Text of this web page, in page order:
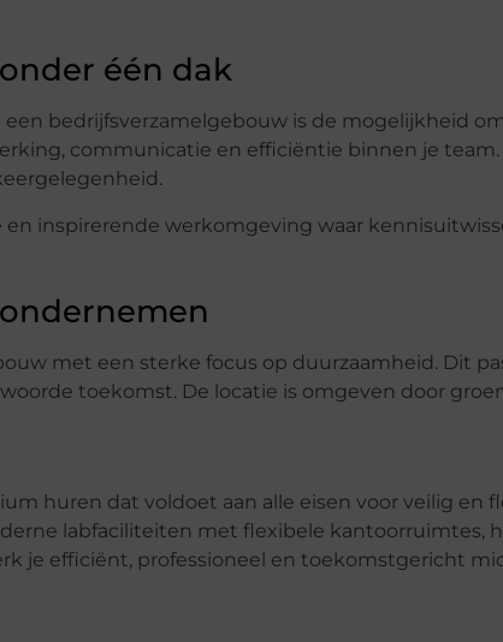
één dak
bedrijfsverzamelgebouw is de mogelijkheid
communicatie en efficiëntie binnen je team.
inspirerende werkomgeving waar
met een sterke focus op duurzaamheid. Dit
toekomst. De locatie is omgeven door
huren dat voldoet aan alle eisen voor veilig en
labfaciliteiten met flexibele kantoorruimtes,
je efficiënt, professioneel en toekomstgericht